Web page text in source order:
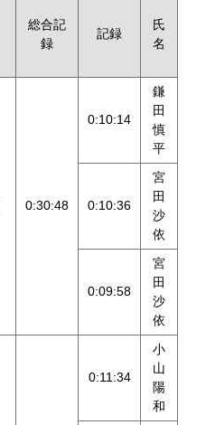
総合記
録
記録
氏
名
0:30:48
0:10:14
鎌
田
慎
平
0:10:36
宮
田
沙
依
0:09:58
宮
田
沙
依
0:11:34
小
山
陽
和